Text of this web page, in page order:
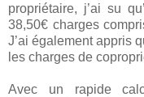
propriétaire, j’ai su
38,50€ charges
J’ai également appris
les charges de
Avec un rapide